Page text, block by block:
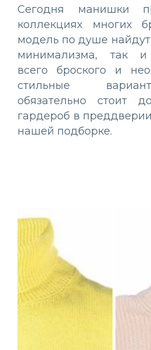
Сегодня манишки
коллекциях многих
модель по душе
минимализма, так и
всего броского и
стильные
обязательно стоит
гардероб в
нашей подборке.